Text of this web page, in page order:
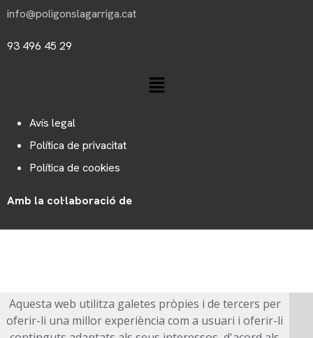
info@poligonslagarriga.cat
93 496 45 29
Avís legal
Política de privacitat
Política de cookies
Amb la col·laboració de
Aquesta web utilitza galetes pròpies i de tercers per
oferir-li una millor experiència com a usuari i oferir-li